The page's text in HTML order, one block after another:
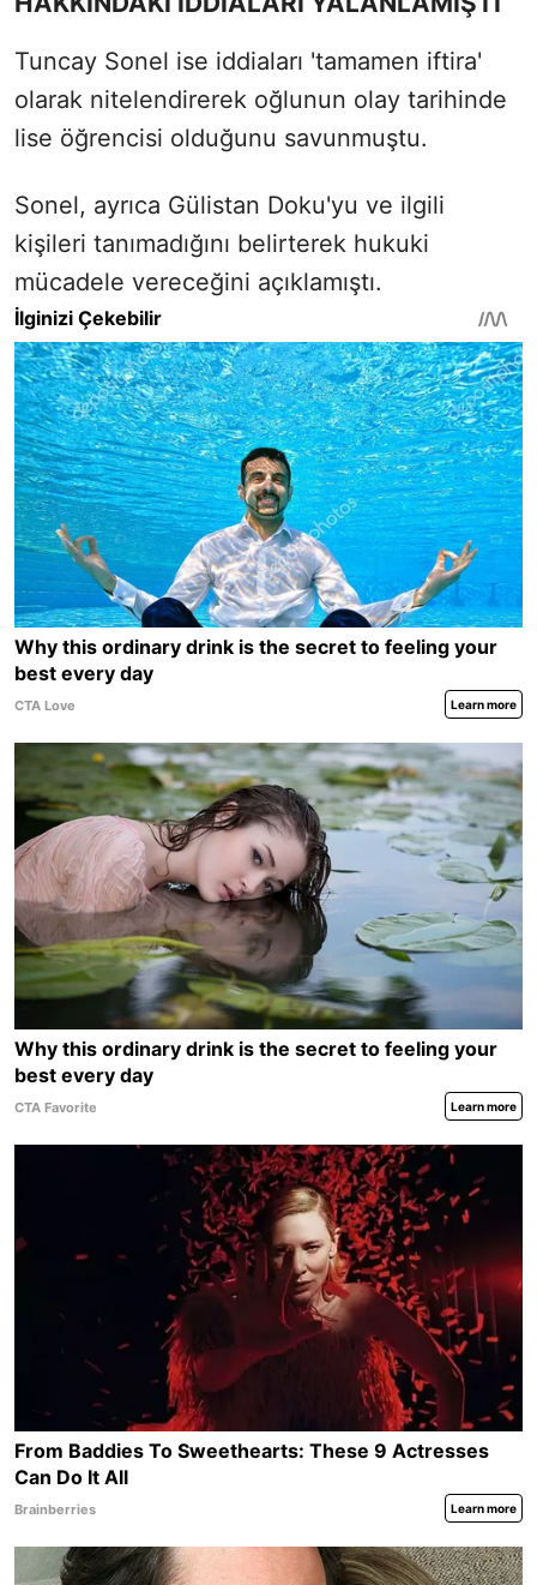
Tuncay Sonel ise iddiaları 'tamamen iftira'
olarak nitelendirerek oğlunun olay tarihinde
lise öğrencisi olduğunu savunmuştu.
Sonel, ayrıca Gülistan Doku'yu ve ilgili
kişileri tanımadığını belirterek hukuki
mücadele vereceğini açıklamıştı.